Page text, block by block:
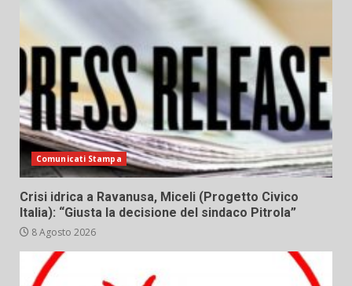
Comunicati Stampa
Crisi idrica a Ravanusa, Miceli (Progetto Civico
Italia): “Giusta la decisione del sindaco Pitrola”
8 Agosto 2026